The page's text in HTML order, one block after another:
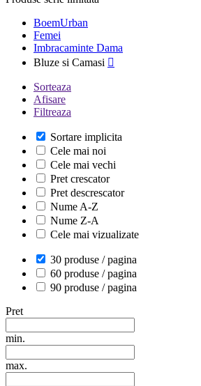
BoemUrban
Femei
Imbracaminte Dama
Bluze si Camasi 
Sorteaza
Afisare
Filtreaza
Sortare implicita
Cele mai noi
Cele mai vechi
Pret crescator
Pret descrescator
Nume A-Z
Nume Z-A
Cele mai vizualizate
30 produse / pagina
60 produse / pagina
90 produse / pagina
Pret
min.
max.